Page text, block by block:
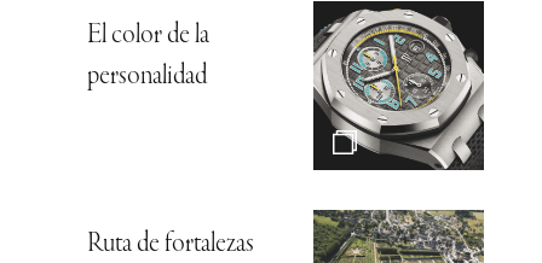
El color de la
personalidad
Ruta de fortalezas